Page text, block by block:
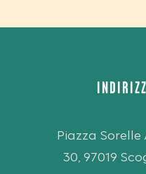
Piazza Sorelle
30, 97019